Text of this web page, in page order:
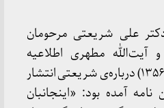
علی شریعتی مرحومان
آیت‌الله مطهری اطلاعیه
مشترکی (به تاریخ ۲۳ آذر ۱۳۵۶) درباره‌ی شریعتی انتشار
آمده بود: «اینجانبان